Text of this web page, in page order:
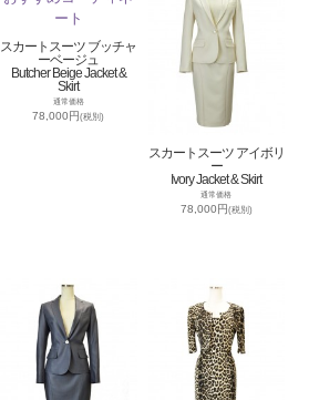
スカートスーツ ブッチャ
ーベージュ
Butcher Beige Jacket &
Skirt
通常価格
78,000円(税別)
スカートスーツ アイボリ
ー
Ivory Jacket & Skirt
通常価格
78,000円(税別)